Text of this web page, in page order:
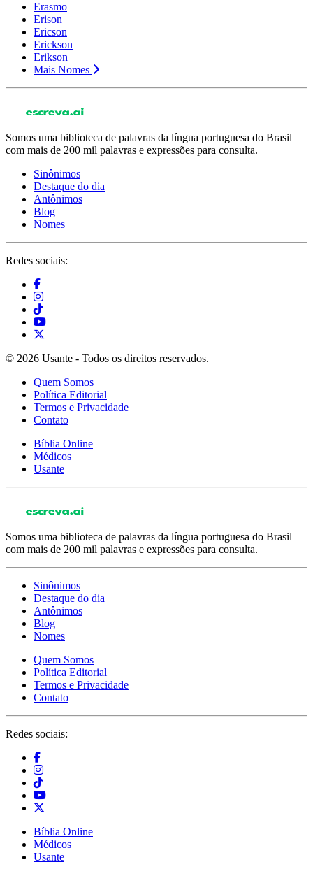
Erasmo
Erison
Ericson
Erickson
Erikson
Mais Nomes
Somos uma biblioteca de palavras da língua portuguesa do Brasil
com mais de 200 mil palavras e expressões para consulta.
Sinônimos
Destaque do dia
Antônimos
Blog
Nomes
Redes sociais:
© 2026 Usante - Todos os direitos reservados.
Quem Somos
Política Editorial
Termos e Privacidade
Contato
Bíblia Online
Médicos
Usante
Somos uma biblioteca de palavras da língua portuguesa do Brasil
com mais de 200 mil palavras e expressões para consulta.
Sinônimos
Destaque do dia
Antônimos
Blog
Nomes
Quem Somos
Política Editorial
Termos e Privacidade
Contato
Redes sociais:
Bíblia Online
Médicos
Usante